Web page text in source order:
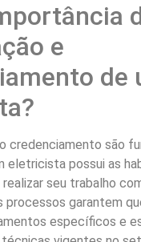
e
de
credenciamento são
eletricista possui as
realizar seu trabalho
processos garantem
específicos e